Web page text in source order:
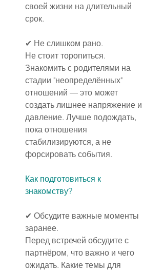
своей жизни на длительный
срок.
✔ Не слишком рано.
Не стоит торопиться.
Знакомить с родителями на
стадии "неопределённых"
отношений — это может
создать лишнее напряжение и
давление. Лучше подождать,
пока отношения
стабилизируются, а не
форсировать события.
Как подготовиться к
знакомству?
✔ Обсудите важные моменты
заранее.
Перед встречей обсудите с
партнёром, что важно и чего
ожидать. Какие темы для